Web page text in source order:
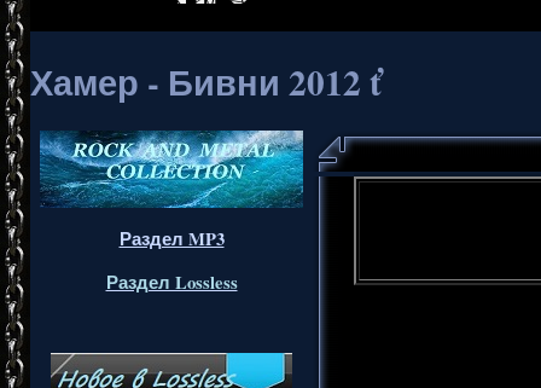
Хамер - Бивни 2012 ť
Раздел MP3
Раздел Lossless